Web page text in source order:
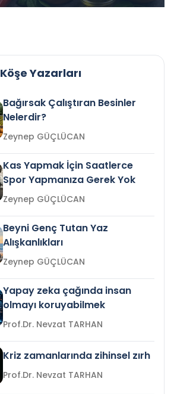
Köşe Yazarları
Bağırsak Çalıştıran Besinler
Nelerdir?
Zeynep GÜÇLÜCAN
Kas Yapmak İçin Saatlerce
Spor Yapmanıza Gerek Yok
Zeynep GÜÇLÜCAN
Beyni Genç Tutan Yaz
Alışkanlıkları
Zeynep GÜÇLÜCAN
Yapay zeka çağında insan
olmayı koruyabilmek
Prof.Dr. Nevzat TARHAN
Kriz zamanlarında zihinsel zırh
Prof.Dr. Nevzat TARHAN